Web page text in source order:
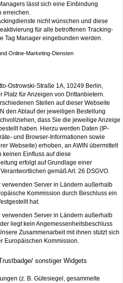
lässt sich eine Einbindung
erreichen.
nicht wünschen und diese
für alle betroffenen Tracking-
Tag Manager eingebunden werden.
Online-Marketing-Diensten
Ostrowski-Straße 1A, 10249 Berlin,
Platz für Anzeigen von Drittanbietern.
Stellen auf dieser Webseite
den Ablauf der jeweiligen Bestellung
dass Sie die jeweilige Anzeige
haben. Hierzu werden Daten (IP-
und Browser-Informationen sowie
Webseite) erhoben, an AWIN übermittelt
keinen Einfluss auf diese
erfolgt auf Grundlage einer
gemäß Art. 26 DSGVO.
Server in Ländern außerhalb
Kommission durch Beschluss ein
hat.
Server in Ländern außerhalb
liegt kein Angemessenheitsbeschluss
Zusammenarbeit mit ihnen stützt sich
Europäischen Kommission.
sonstiger Widgets
(z. B. Gütesiegel, gesammelte